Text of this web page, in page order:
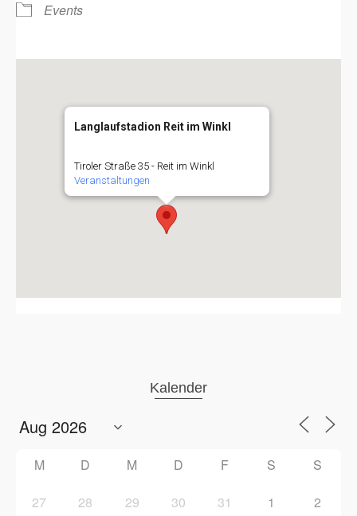
Events
Langlaufstadion Reit im Winkl
Tiroler Straße 35 - Reit im Winkl
Veranstaltungen
Kalender
M D M D F S S
27 28 29 30 31 1 2